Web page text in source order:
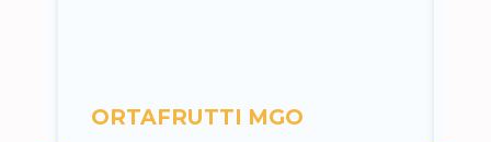
ORTAFRUTTI MGO